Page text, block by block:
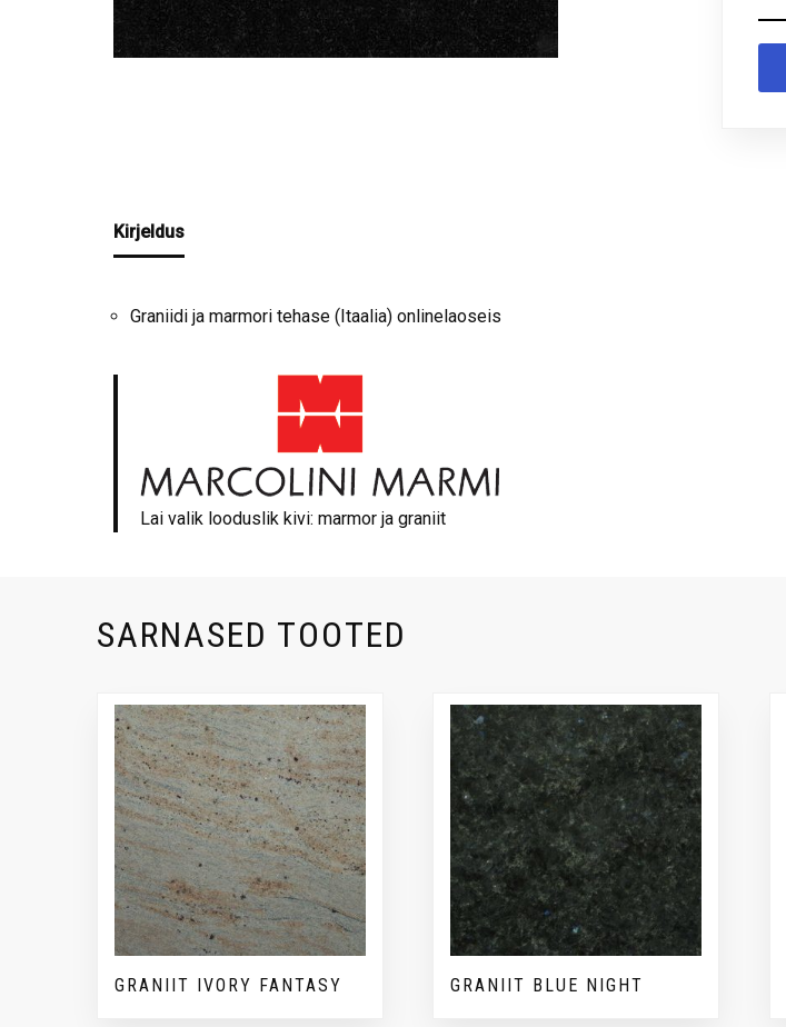
Kirjeldus
Graniidi ja marmori tehase (Itaalia) onlinelaoseis
Lai valik looduslik kivi: marmor ja graniit
SARNASED TOOTED
GRANIIT IVORY FANTASY GRANIIT BLUE NIGHT